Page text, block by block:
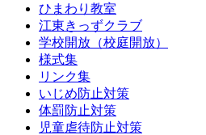
ひまわり教室
江東きっずクラブ
学校開放（校庭開放）
様式集
リンク集
いじめ防止対策
体罰防止対策
児童虐待防止対策